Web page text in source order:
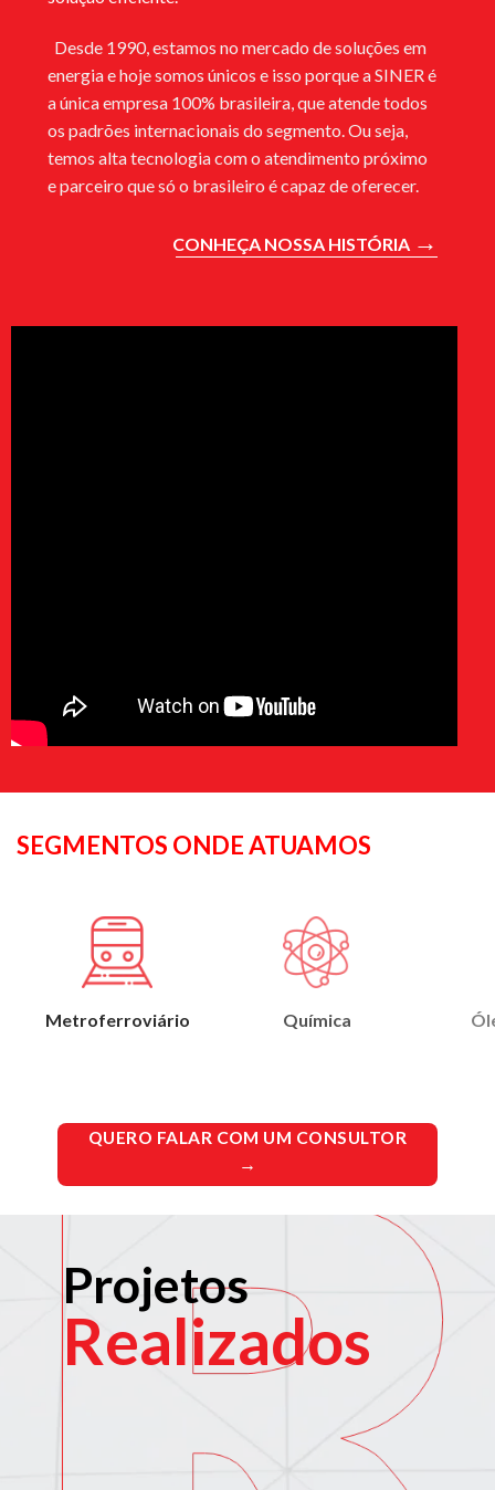
Desde 1990, estamos no mercado de soluções em
energia e hoje somos únicos e isso porque a SINER é
a única empresa 100% brasileira, que atende todos
os padrões internacionais do segmento. Ou seja,
temos alta tecnologia com o atendimento próximo
e parceiro que só o brasileiro é capaz de oferecer.
CONHEÇA NOSSA HISTÓRIA →
SEGMENTOS ONDE ATUAMOS
Óleo e Gás
QUERO FALAR COM UM CONSULTOR
→
Projetos
Realizados